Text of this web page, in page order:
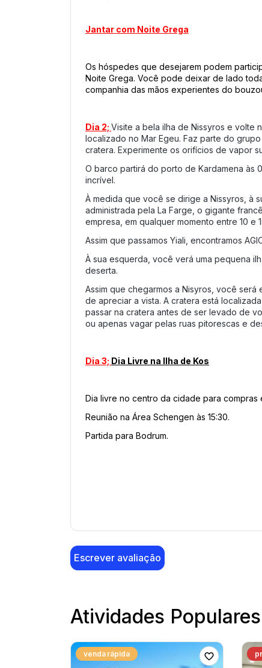
Jantar com Noite Grega
Os hóspedes que desejarem podem
Noite Grega. Você pode deixar de lado
companhia das mãos experientes do
Dia 2; Visite a bela ilha de Nissyros e volte
localizado no Mar Egeu. Faz parte do
cratera. Experimente os orifícios de vapor
O barco partirá do porto de Kardamena às
incrível.
À medida que você se dirige a Nissyros, à
administrada pela La Farge, o gigante
empresa, em qualquer momento entre 10 e
Assim que passamos Yiali, encontramos
À sua esquerda, você verá uma pequena
deserta.
Assim que chegarmos a Nisyros, você
de apreciar a vista. A cratera está
passar na cratera antes de ser levado de
ou apenas vagar pelas ruas pitorescas e
Dia 3; Dia Livre na Ilha de Kos
Dia livre no centro da cidade para compras
Reunião na Área Schengen às 15:30.
Partida para Bodrum.
Escrever avaliação
Atividades Populares
venda rápida